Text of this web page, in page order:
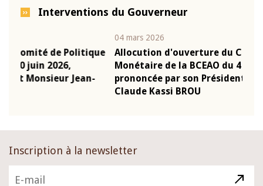
Interventions du Gouverneur
Allocution d'ouverture du Comité de Politique
Monétaire de la BCEAO du 4 mars 2026,
prononcée par son Président Monsieur Jean-
Inscription à la newsletter